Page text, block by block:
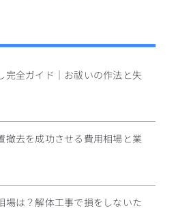
完全ガイド｜お祓いの作法と失
撤去を成功させる費用相場と業
場は？解体工事で損をしないた